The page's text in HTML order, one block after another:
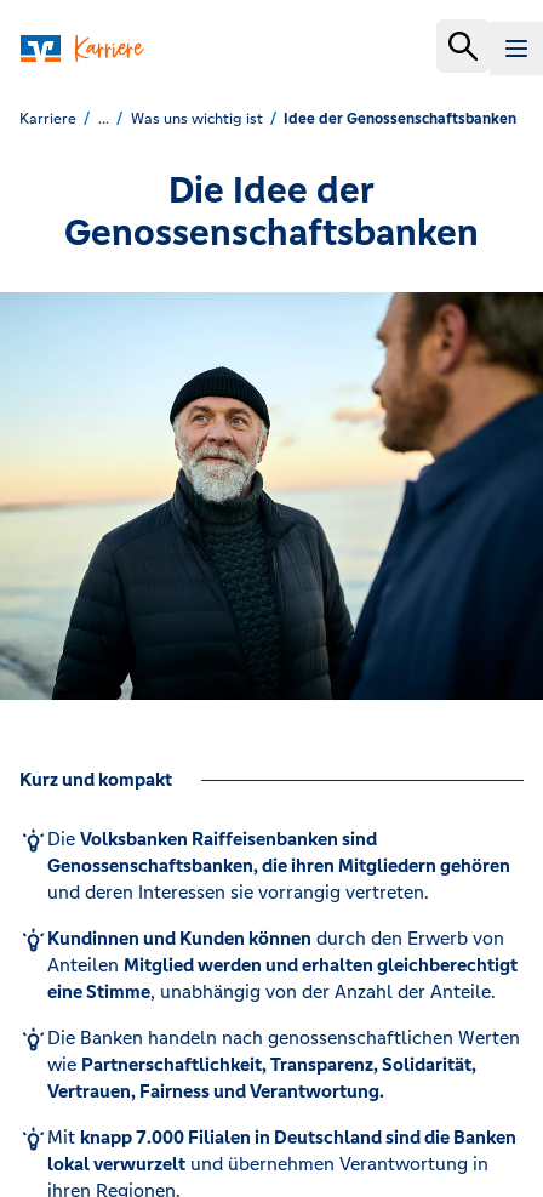
Karriere ... Was uns wichtig ist Idee der Genossenschaftsbanken
Die Idee der
Genossenschaftsbanken
Kurz und kompakt
Die Volksbanken Raiffeisenbanken sind
Genossenschaftsbanken, die ihren Mitgliedern gehören
und deren Interessen sie vorrangig vertreten.
Kundinnen und Kunden können durch den Erwerb von
Anteilen Mitglied werden und erhalten gleichberechtigt
eine Stimme, unabhängig von der Anzahl der Anteile.
Die Banken handeln nach genossenschaftlichen Werten
wie Partnerschaftlichkeit, Transparenz, Solidarität,
Vertrauen, Fairness und Verantwortung.
Mit knapp 7.000 Filialen in Deutschland sind die Banken
lokal verwurzeltund übernehmen Verantwortung in
ihren Regionen.